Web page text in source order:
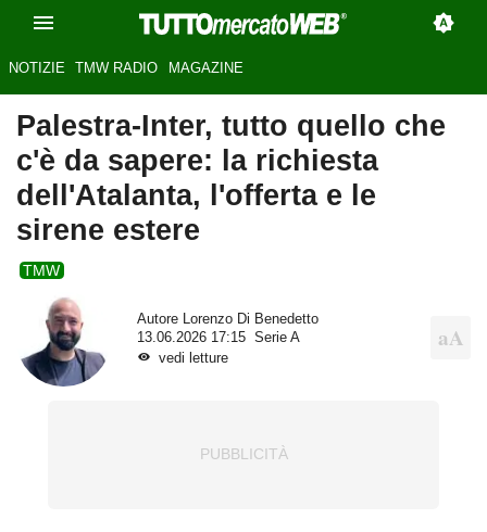
NOTIZIE TMW RADIO MAGAZINE
Palestra-Inter, tutto quello che
c'è da sapere: la richiesta
dell'Atalanta, l'offerta e le
sirene estere
TMW
Autore Lorenzo Di Benedetto
13.06.2026 17:15
Serie A
vedi letture